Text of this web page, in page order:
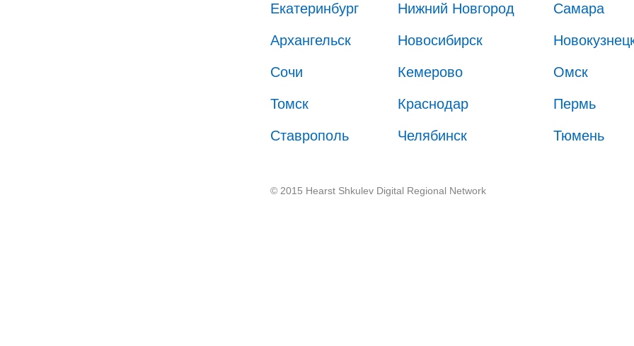
Екатеринбург Нижний Новгород Самара
Архангельск Новосибирск
Сочи Кемерово Омск
Томск Краснодар Пермь
Ставрополь Челябинск Тюмень
© 2015 Hearst Shkulev Digital Regional Network